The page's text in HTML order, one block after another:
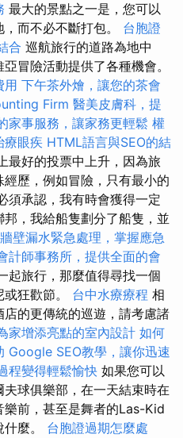
最大的景點之一是，您可以
而不必不斷打包。 台胞證
合 巡航旅行的道路為地中
冒險活動提供了各種機會。
用 下午茶外燴，讓您的茶會
Firm 醫美皮膚科，提
家事服務，讓家務更輕鬆 權
療眼疾 HTML語言與SEO的結
最好的投票中上升，因為旅
歷，例如冒險，只有最小的
須承認，我有時會獲得一定
，我給船隻劃分了船隻，並
牆壁漏水緊急處理，掌握應急
計師事務所，提供全面的會
起旅行，那麼值得尋找一個
狂歡節。 台中水療療程 相
的更傳統的巡遊，請考慮諸
家增添亮點的室內設計 如何
Google SEO教學，讓你迅速
程變得輕鬆愉快 如果您可以
球俱樂部，在一天結束時在
前，甚至是舞者的Las-Kid
麼。 台胞證過期怎麼處